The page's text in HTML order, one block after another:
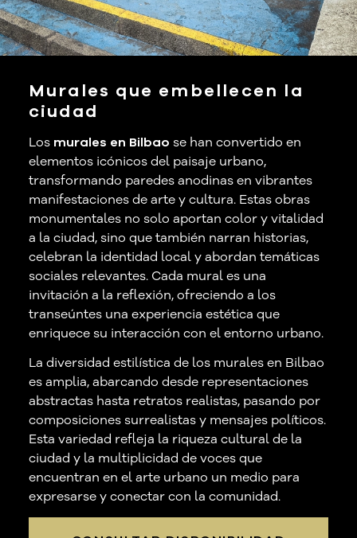
Murales que embellecen la
ciudad
Los murales en Bilbao se han convertido en
elementos icónicos del paisaje urbano,
transformando paredes anodinas en vibrantes
manifestaciones de arte y cultura. Estas obras
monumentales no solo aportan color y vitalidad
a la ciudad, sino que también narran historias,
celebran la identidad local y abordan temáticas
sociales relevantes. Cada mural es una
invitación a la reflexión, ofreciendo a los
transeúntes una experiencia estética que
enriquece su interacción con el entorno urbano.
La diversidad estilística de los murales en Bilbao
es amplia, abarcando desde representaciones
abstractas hasta retratos realistas, pasando por
composiciones surrealistas y mensajes políticos.
Esta variedad refleja la riqueza cultural de la
ciudad y la multiplicidad de voces que
encuentran en el arte urbano un medio para
expresarse y conectar con la comunidad.